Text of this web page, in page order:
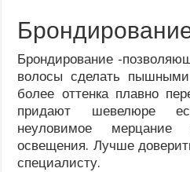
Брондирование -
волосы сделать
более оттенка плавно
придают шевелюре
неуловимое
освещения. Лучше
специалисту.